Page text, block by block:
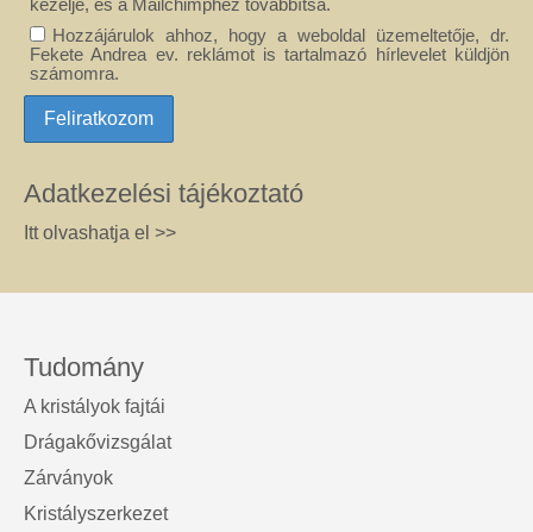
kezelje, és a Mailchimphez továbbítsa.
Hozzájárulok ahhoz, hogy a weboldal üzemeltetője, dr.
Fekete Andrea ev. reklámot is tartalmazó hírlevelet küldjön
számomra.
Adatkezelési tájékoztató
Itt olvashatja el >>
Tudomány
A kristályok fajtái
Drágakővizsgálat
Zárványok
Kristályszerkezet